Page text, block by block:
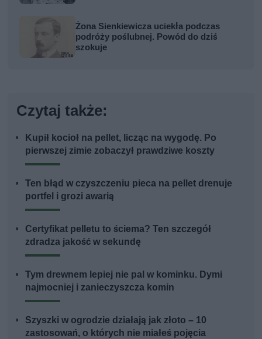
Żona Sienkiewicza uciekła podczas
podróży poślubnej. Powód do dziś
szokuje
Czytaj także:
Kupił kocioł na pellet, licząc na wygodę. Po
pierwszej zimie zobaczył prawdziwe koszty
Ten błąd w czyszczeniu pieca na pellet drenuje
portfel i grozi awarią
Certyfikat pelletu to ściema? Ten szczegół
zdradza jakość w sekundę
Tym drewnem lepiej nie pal w kominku. Dymi
najmocniej i zanieczyszcza komin
Szyszki w ogrodzie działają jak złoto – 10
zastosowań, o których nie miałeś pojęcia